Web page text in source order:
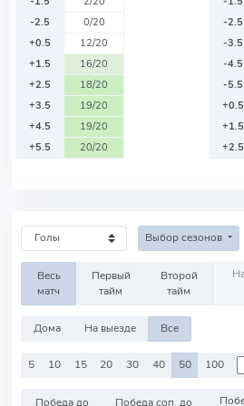
-2.5
0/20
+0.5
12/20
+1.5
16/20
+2.5
18/20
+3.5
19/20
+4.5
19/20
+5.5
20/20
-2.5
-3.5
-4.5
-5.5
+0.5
+1.5
+2.5
Выбор сезонов
Весь
матч
Первый
тайм
Второй
тайм
Дома На выезде Все
5 10 15 20 30 40 50 100
Победа до
Победа соп. до